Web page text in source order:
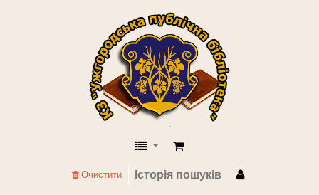
КЗ "Ужгородська публічна
Історія пошуків
Очистити